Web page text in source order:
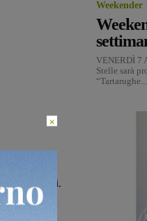
futili motivi.
Weekender
VENERDÌ 7
Stelle sarà
“Tartarughe...
×